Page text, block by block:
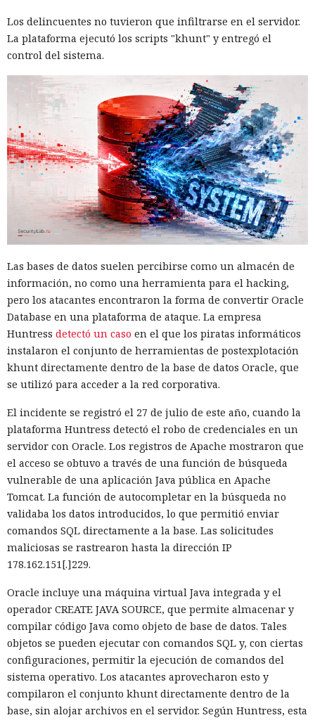
Los delincuentes no tuvieron que infiltrarse en el servidor.
La plataforma ejecutó los scripts "khunt" y entregó el
control del sistema.
Las bases de datos suelen percibirse como un almacén de
información, no como una herramienta para el hacking,
pero los atacantes encontraron la forma de convertir Oracle
Database en una plataforma de ataque. La empresa
Huntress detectó un caso en el que los piratas informáticos
instalaron el conjunto de herramientas de postexplotación
khunt directamente dentro de la base de datos Oracle, que
se utilizó para acceder a la red corporativa.
El incidente se registró el 27 de julio de este año, cuando la
plataforma Huntress detectó el robo de credenciales en un
servidor con Oracle. Los registros de Apache mostraron que
el acceso se obtuvo a través de una función de búsqueda
vulnerable de una aplicación Java pública en Apache
Tomcat. La función de autocompletar en la búsqueda no
validaba los datos introducidos, lo que permitió enviar
comandos SQL directamente a la base. Las solicitudes
maliciosas se rastrearon hasta la dirección IP
178.162.151[.]229.
Oracle incluye una máquina virtual Java integrada y el
operador CREATE JAVA SOURCE, que permite almacenar y
compilar código Java como objeto de base de datos. Tales
objetos se pueden ejecutar con comandos SQL y, con ciertas
configuraciones, permitir la ejecución de comandos del
sistema operativo. Los atacantes aprovecharon esto y
compilaron el conjunto khunt directamente dentro de la
base, sin alojar archivos en el servidor. Según Huntress, esta